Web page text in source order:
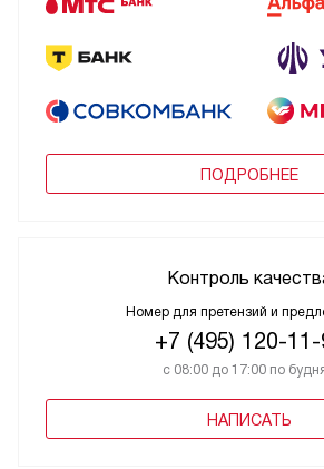
ПОДРОБНЕЕ
Контроль
Номер для претензий и
+7 (495) 120-
с 08:00 до 17:00 по
НАПИСАТЬ